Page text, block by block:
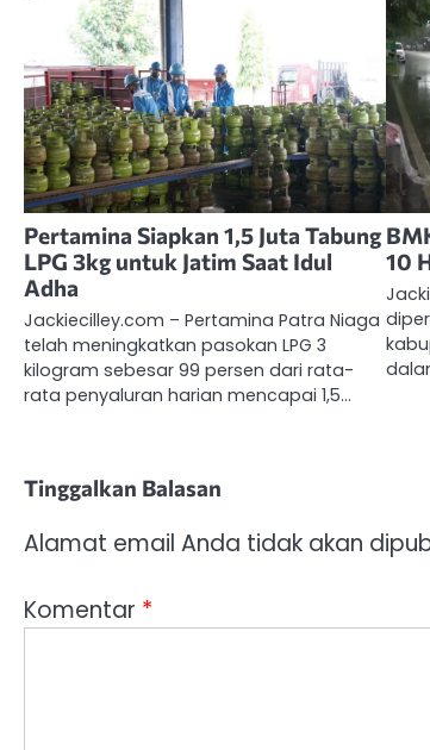
Pertamina Siapkan 1,5 Juta Tabung
LPG 3kg untuk Jatim Saat Idul
Adha
Jackiecilley.com – Pertamina Patra Niaga
telah meningkatkan pasokan LPG 3
kilogram sebesar 99 persen dari rata-
rata penyaluran harian mencapai 1,5…
10
Tinggalkan Balasan
Alamat email Anda tidak akan
Komentar *